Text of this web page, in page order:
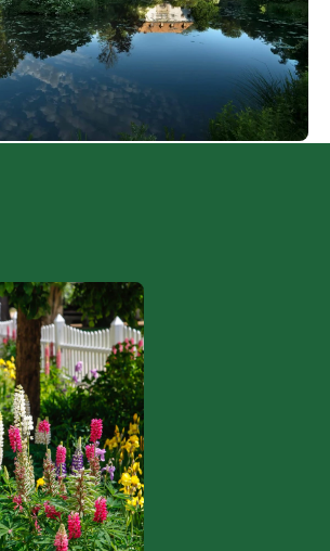
der vorherigen
Dies gilt auch für das
Plakaten und Schildern sowie
von Flugmodellen und
Luftfahrtsystemen („Drohnen“)
Zelte, zeltähnliche
oder andere Behausungen
im Freien zu nächtigen.
gegen die Parkordnung